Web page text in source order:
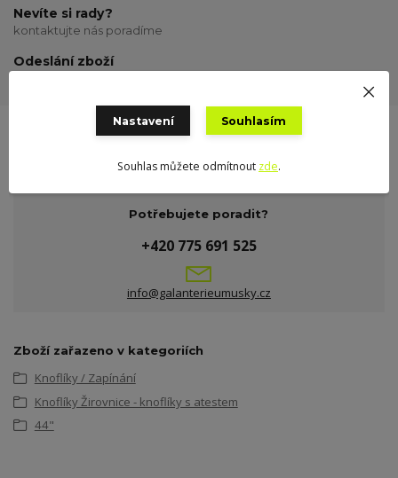
Nevíte si rady?
kontaktujte nás poradíme
Odeslání zboží
Potřebujete poradit?
+420 775 691 525
info@galanterieumusky.cz
Zboží zařazeno v kategoriích
Knoflíky / Zapínání
Knoflíky Žirovnice - knoflíky s atestem
44"
Nastavení Souhlasím
Souhlas můžete odmítnout zde.